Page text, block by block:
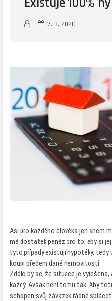
17. 3. 2020
Asi pro každého člověka jen snem
má dostatek peněz pro to, aby si
tyto případy existují hypotéky, tedy
koupi předem dané nemovitosti.
Zdálo by se, že situace je
každý. Avšak není tomu tak. Aby
schopen svůj závazek řádně